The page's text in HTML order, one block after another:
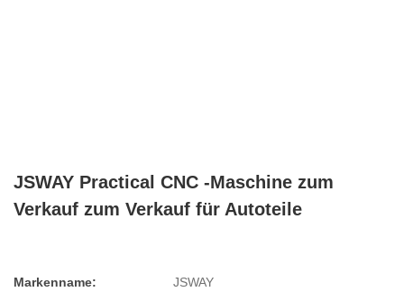
JSWAY Practical CNC -Maschine zum
Verkauf zum Verkauf für Autoteile
Markenname:
JSWAY